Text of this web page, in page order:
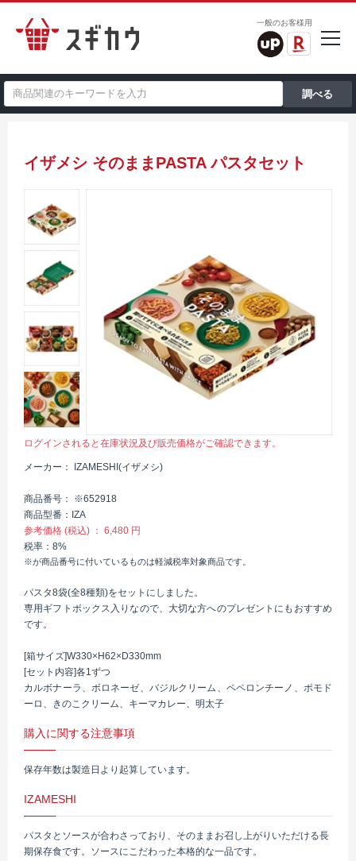
一般のお客様用
イザメシ そのままPASTA パスタセット
ログインされると在庫状況及び販売価格がご確認できます。
メーカー IZAMESHI(イザメシ)
商品番号
※652918
商品型番
IZA
参考価格 (税込)
6,480 円
税率
8%
※が商品番号に付いているものは軽減税率対象商品です。
パスタ8袋(全8種類)をセットにしました。
専用ギフトボックス入りなので、大切な方へのプレゼントにもおすすめ
です。
[箱サイズ]W330×H62×D330mm
[セット内容]各1ずつ
カルボナーラ、ボロネーゼ、バジルクリーム、ペペロンチーノ、ポモド
ーロ、きのこクリーム、キーマカレー、明太子
購入に関する注意事項
保存年数は製造日より起算しています。
IZAMESHI
パスタとソースが合わさっており、そのままお召し上がりいただける長
期保存食です。ソースにこだわった本格的な一品です。